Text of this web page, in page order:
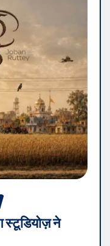
स्टूडियोज़ ने